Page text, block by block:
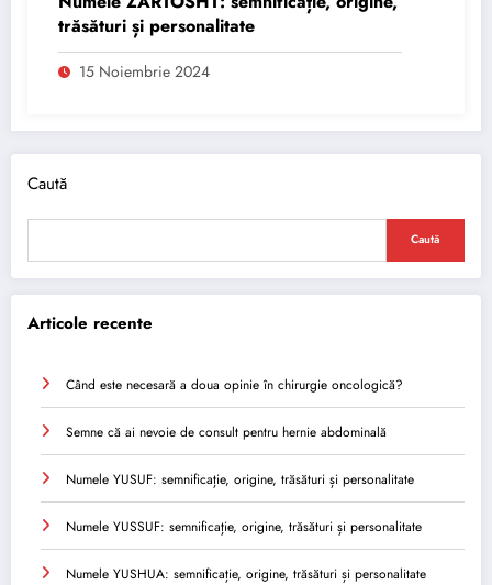
trăsături și personalitate
15 Noiembrie 2024
Caută
Caută
Articole recente
Când este necesară a doua opinie în chirurgie oncologică?
Semne că ai nevoie de consult pentru hernie abdominală
Numele YUSUF: semnificație, origine, trăsături și personalitate
Numele YUSSUF: semnificație, origine, trăsături și personalitate
Numele YUSHUA: semnificație, origine, trăsături și personalitate